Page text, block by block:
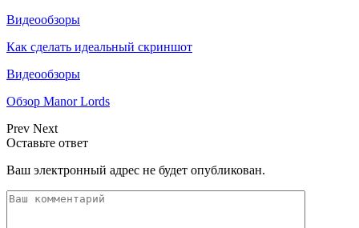
Видеообзоры
Как сделать идеальный скриншот
Видеообзоры
Обзор Manor Lords
Prev Next
Оставьте ответ
Ваш электронный адрес не будет опубликован.